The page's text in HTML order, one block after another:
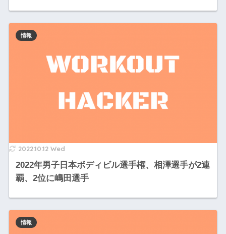
2022.10.12 Wed
2022年男子日本ボディビル選手権、相澤選手が2連
覇、2位に嶋田選手
情報
情報